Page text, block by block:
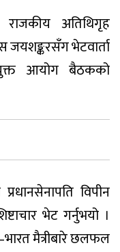
राजकीय अतिथिगृह
जयशङ्करसँग भेटवार्ता
आयोग बैठकको
विपीन
भेट गर्नुभयो ।
मैत्रीबारे छलफल